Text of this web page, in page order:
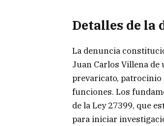
Detalles de la
La denuncia
Juan Carlos Villena
prevaricato, patrocinio
funciones. Los
de la Ley 27399, que
para iniciar